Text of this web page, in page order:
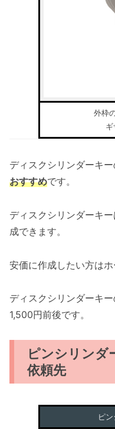
外枠
ディスクシリンダーキー
おすすめです。
ディスクシリンダーキ
成できます。
安価に作成したい方はホ
ディスクシリンダーキ
1,500円前後です。
ピンシリンダ
依頼先
ピ